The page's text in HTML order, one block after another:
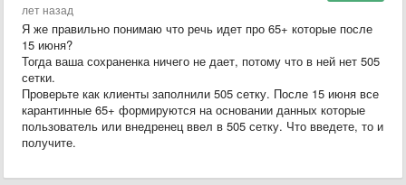
лет назад
Я же правильно понимаю что речь идет про 65+ которые после
15 июня?
Тогда ваша сохраненка ничего не дает, потому что в ней нет 505
сетки.
Проверьте как клиенты заполнили 505 сетку. После 15 июня все
карантинные 65+ формируются на основании данных которые
пользователь или внедренец ввел в 505 сетку. Что введете, то и
получите.